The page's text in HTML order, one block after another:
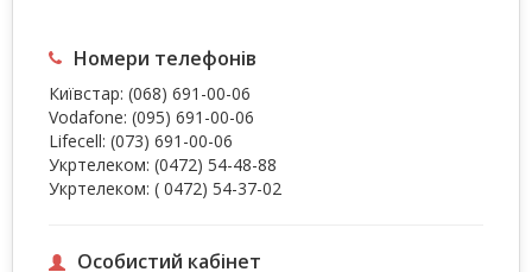
Номери телефонів
Київстар: (068) 691-00-06
Vodafone: (095) 691-00-06
Lifecell: (073) 691-00-06
Укртелеком: (0472) 54-48-88
Укртелеком: ( 0472) 54-37-02
Особистий кабінет